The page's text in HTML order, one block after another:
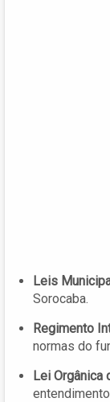
Leis
Sorocaba.
Regimento
normas do
Lei Orgânica